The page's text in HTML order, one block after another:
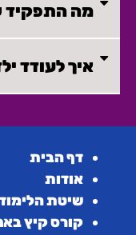
מה התפקיד
איך לעודד
דף הבית
אודות
שיטת
קורס קיץ